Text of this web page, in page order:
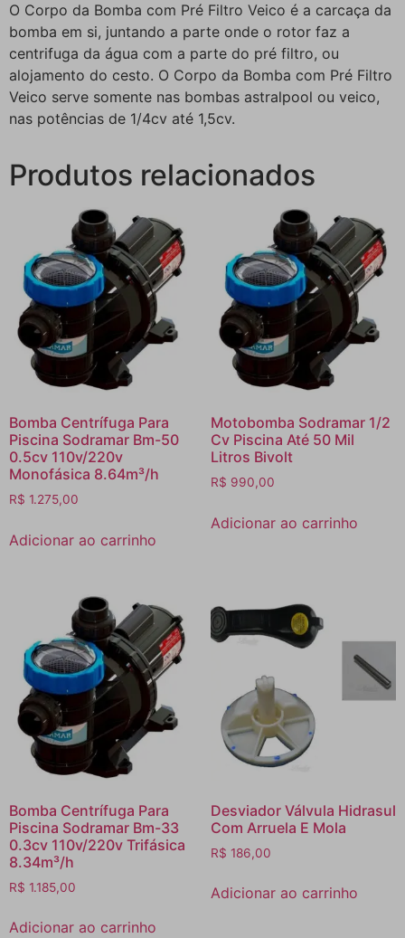
O Corpo da Bomba com Pré Filtro Veico é a carcaça da
bomba em si, juntando a parte onde o rotor faz a
centrifuga da água com a parte do pré filtro, ou
alojamento do cesto. O Corpo da Bomba com Pré Filtro
Veico serve somente nas bombas astralpool ou veico,
nas potências de 1/4cv até 1,5cv.
Produtos relacionados
Bomba Centrífuga Para
Piscina Sodramar Bm-50
0.5cv 110v/220v
Monofásica 8.64m³/h
R$ 1.275,00
Adicionar ao carrinho
Motobomba Sodramar 1/2
Cv Piscina Até 50 Mil
Litros Bivolt
R$ 990,00
Adicionar ao carrinho
Bomba Centrífuga Para
Piscina Sodramar Bm-33
0.3cv 110v/220v Trifásica
8.34m³/h
R$ 1.185,00
Adicionar ao carrinho
Desviador Válvula Hidrasul
Com Arruela E Mola
R$ 186,00
Adicionar ao carrinho